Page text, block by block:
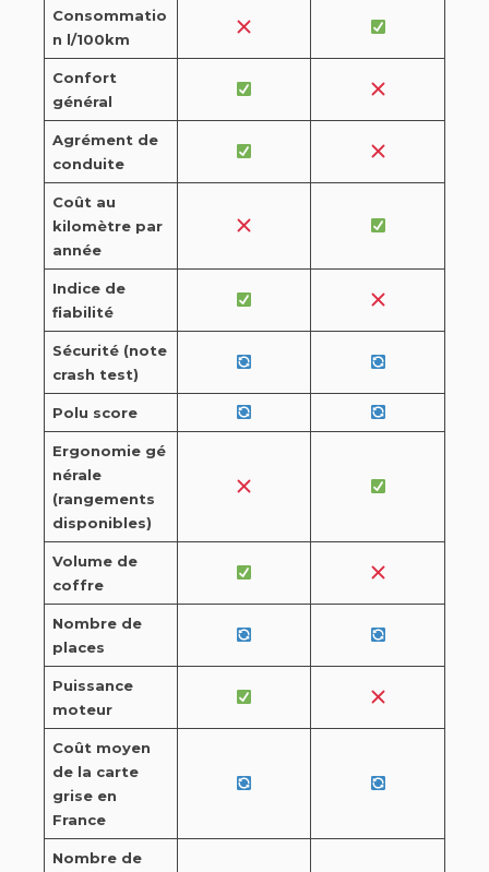
Consommatio
n l/100km
Confort
général
Agrément de
conduite
Coût au
kilomètre par
année
Indice de
fiabilité
Sécurité (note
crash test)
Polu score
Ergonomie gé
nérale
(rangements
disponibles)
Volume de
coffre
Nombre de
places
Puissance
moteur
Coût moyen
de la carte
grise en
France
Nombre de